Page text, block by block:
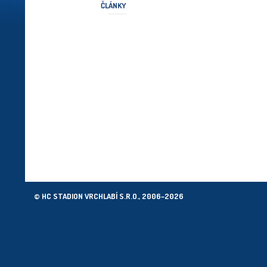
ČLÁNKY
© HC STADION VRCHLABÍ S.R.O., 2006–2026